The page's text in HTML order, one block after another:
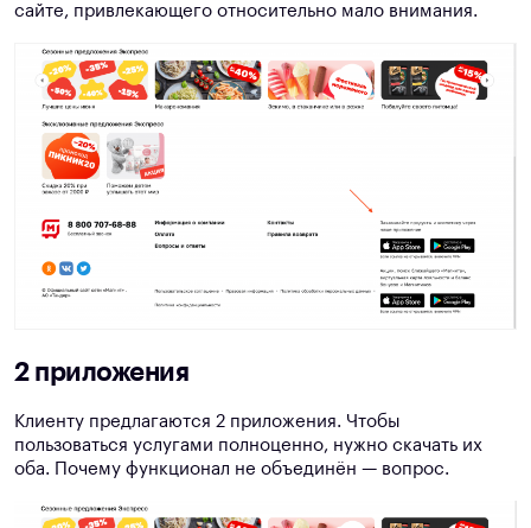
сайте, привлекающего относительно мало внимания.
2 приложения
Клиенту предлагаются 2 приложения. Чтобы
пользоваться услугами полноценно, нужно скачать их
оба. Почему функционал не объединён — вопрос.